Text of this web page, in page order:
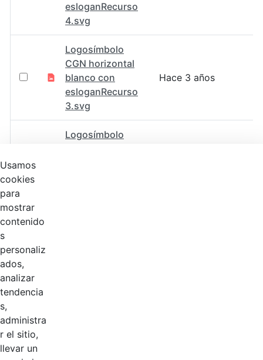
esloganRecurso
4.svg
Logosímbolo
CGN horizontal
blanco con
esloganRecurso
3.svg
Hace 3 años
Logosímbolo
Usamos
cookies
para
mostrar
contenido
s
personaliz
ados,
analizar
tendencia
s,
administra
r el sitio,
llevar un